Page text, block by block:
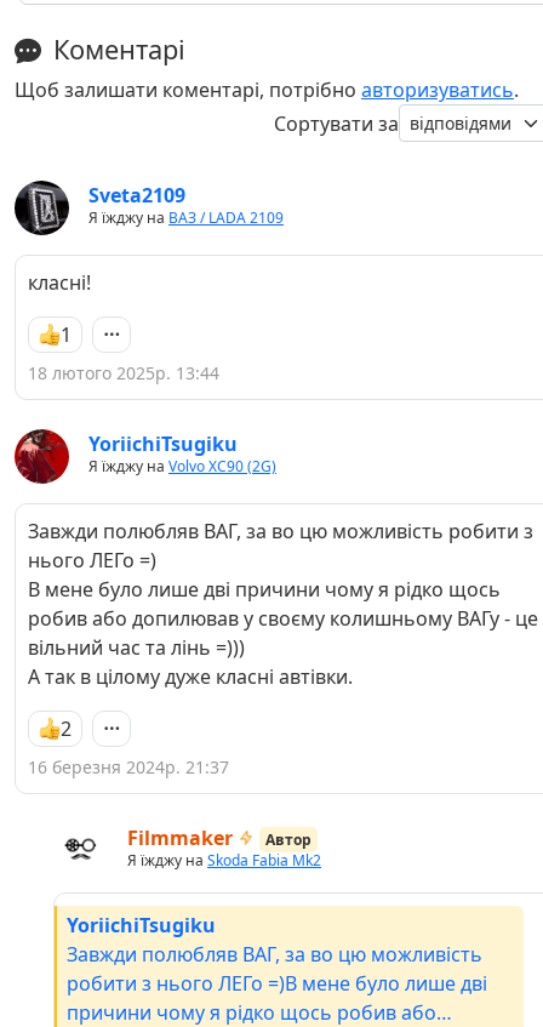
Коментарі
Щоб залишати коментарі, потрібно авторизуватись.
Сортувати за
Sveta2109
Я їжджу на ВАЗ / LADA 2109
класні!
1
18 лютого 2025р. 13:44
YoriichiTsugiku
Я їжджу на Volvo XC90 (2G)
Завжди полюбляв ВАГ, за во цю можливість робити з
нього ЛЕГо =)
В мене було лише дві причини чому я рідко щось
робив або допилював у своєму колишньому ВАГу - це
вільний час та лінь =)))
А так в цілому дуже класні автівки.
2
16 березня 2024р. 21:37
Filmmaker
Автор
Я їжджу на Skoda Fabia Mk2
YoriichiTsugiku
Завжди полюбляв ВАГ, за во цю можливість
робити з нього ЛЕГо =)В мене було лише дві
причини чому я рідко щось робив або